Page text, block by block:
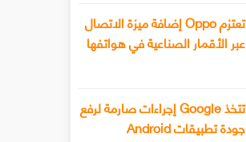
تعتزم Oppo إضافة ميزة الاتصال
عبر الأقمار الصناعية في هواتفها
تتخذ Google إجراءات صارمة لرفع
جودة تطبيقات Android